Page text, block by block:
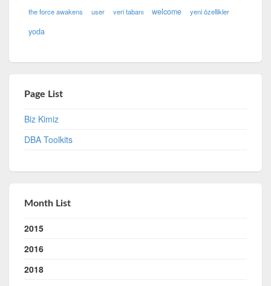
the force awakens user veri tabanı welcome yeni özellikler
yoda
Page List
Biz Kimiz
DBA Toolkits
Month List
2015
2016
2018